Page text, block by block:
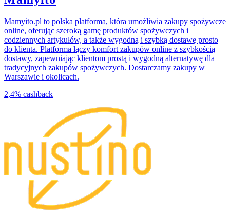
Mamyito.pl to polska platforma, która umożliwia zakupy spożywcze
online, oferując szeroką gamę produktów spożywczych i
codziennych artykułów, a także wygodną i szybką dostawę prosto
do klienta. Platforma łączy komfort zakupów online z szybkością
dostawy, zapewniając klientom prostą i wygodną alternatywę dla
tradycyjnych zakupów spożywczych. Dostarczamy zakupy w
Warszawie i okolicach.
2,4% cashback